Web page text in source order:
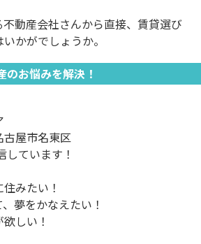
動産会社さんから直接、賃貸選び
かがでしょうか。
お悩みを解決！
屋市名東区
しています！
みたい！
夢をかなえたい！
しい！